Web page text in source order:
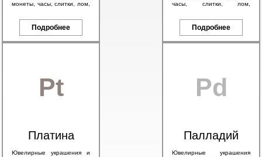
монеты, часы, слитки, лом,
золото 56 пробы и
брендовые изделия.
Подробнее
часы, слитки, лом,
пробы, в том числе с
эмалью.Подробнее
Pt
Платина
Ювелирные украшения и
Pd
Палладий
Ювелирные украшения